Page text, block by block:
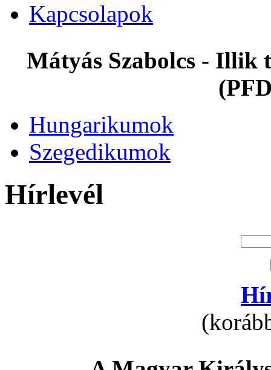
Kapcsolapok
Mátyás Szabolcs - Illik
Hungarikumok
Szegedikumok
Hírlevél